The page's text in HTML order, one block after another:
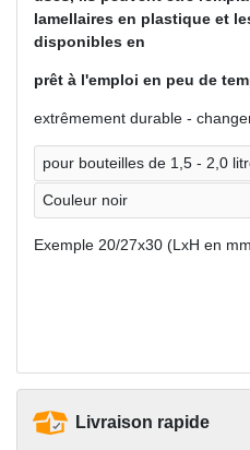
lamellaires en plastique et
disponibles en
prêt à l'emploi en peu de
extrêmement durable -
pour bouteilles de 1,5 - 2,0
Couleur noir
Exemple 20/27x30 (LxH en
Livraison rapide